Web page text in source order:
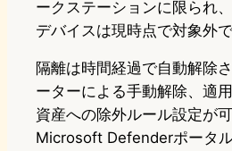
ークステーションに限られ
デバイスは現時点で対象外で
隔離は時間経過で自動解除
ーターによる手動解除、適
資産への除外ルール設定が
Microsoft Defenderポータ